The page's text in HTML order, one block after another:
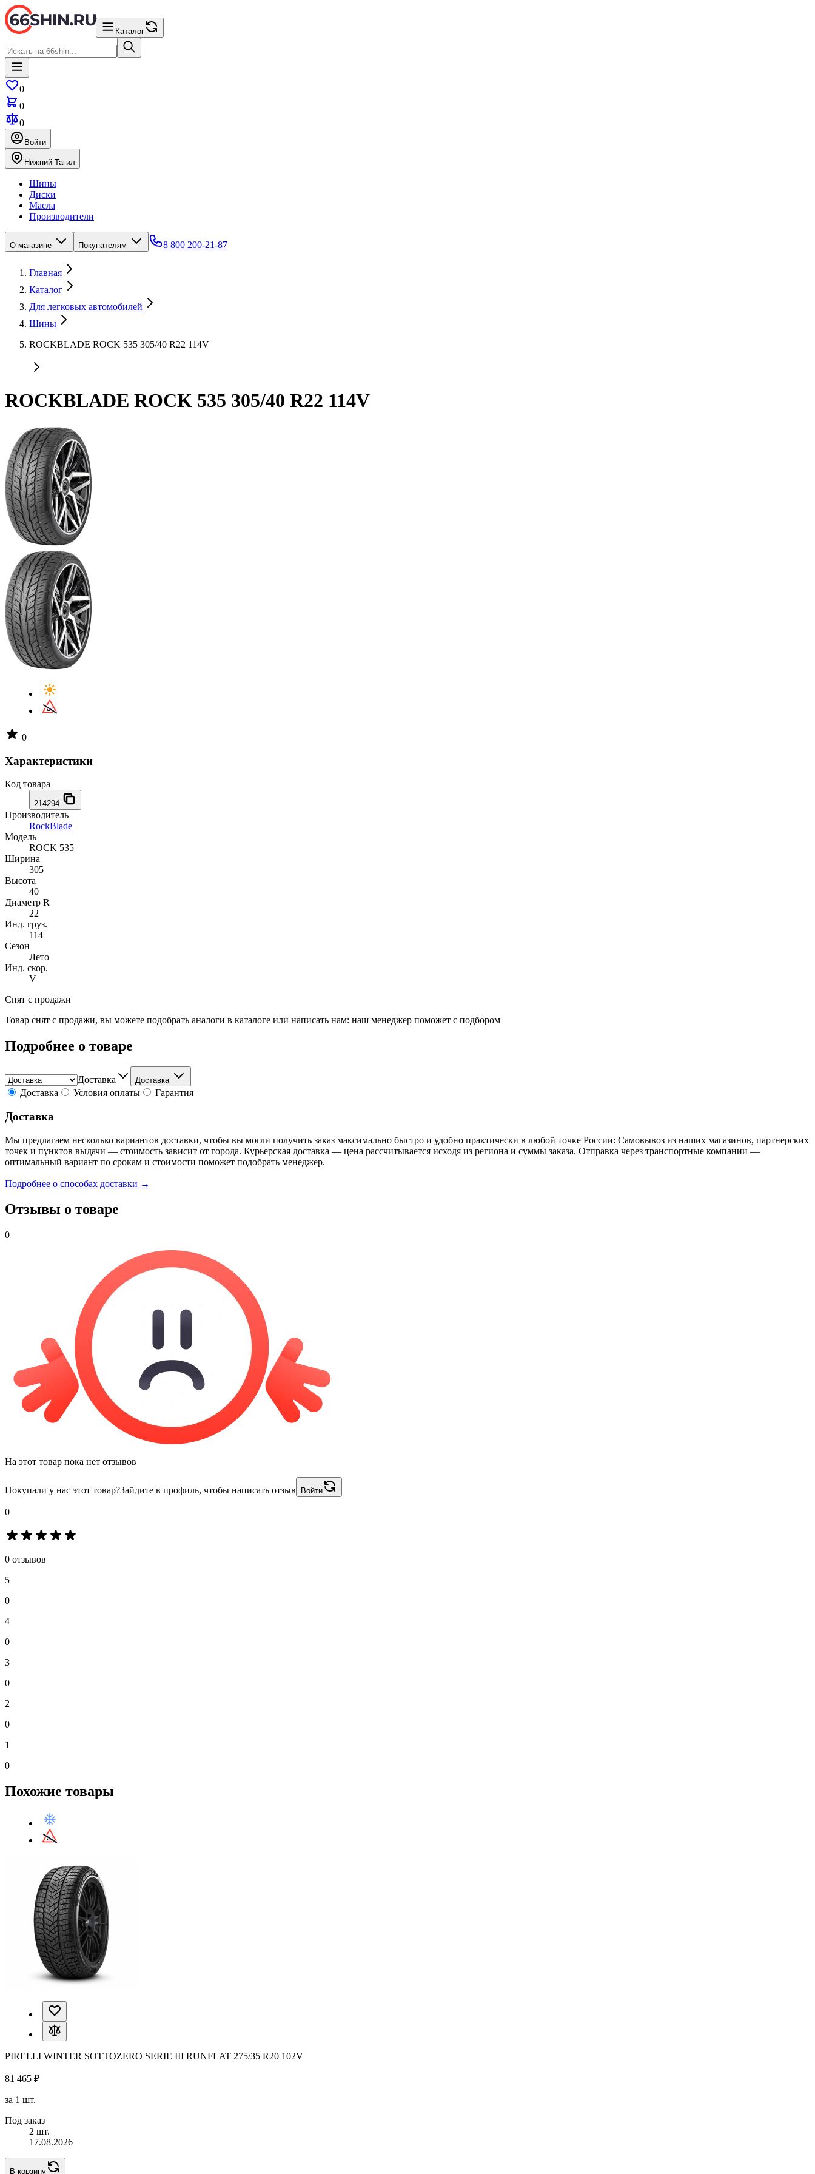
Каталог
0
0
0
Войти
Нижний Тагил
Шины
Диски
Масла
Производители
О магазине Покупателям 8 800 200-21-87
Главная
Каталог
Для легковых автомобилей
Шины
ROCKBLADE ROCK 535 305/40 R22 114V
ROCKBLADE ROCK 535 305/40 R22 114V
0
Характеристики
Код товара
214294
Производитель
RockBlade
Модель
ROCK 535
Ширина
305
Высота
40
Диаметр R
22
Инд. груз.
114
Сезон
Лето
Инд. скор.
V
Снят с продажи
Товар снят с продажи, вы можете подобрать аналоги в каталоге или написать нам: наш менеджер поможет с подбором
Подробнее о товаре
Доставка Доставка
Доставка Условия оплаты Гарантия
Доставка
Мы предлагаем несколько вариантов доставки, чтобы вы могли получить заказ максимально быстро и удобно практически в любой точке России: Самовывоз из наших магазинов, партнерских
точек и пунктов выдачи — стоимость зависит от города. Курьерская доставка — цена рассчитывается исходя из региона и суммы заказа. Отправка через транспортные компании —
оптимальный вариант по срокам и стоимости поможет подобрать менеджер.
Подробнее о способах доставки →
Отзывы о товаре
0
На этот товар пока нет отзывов
Покупали у нас этот товар?Зайдите в профиль, чтобы написать отзыв Войти
0
0 отзывов
5
0
4
0
3
0
2
0
1
0
Похожие товары
PIRELLI WINTER SOTTOZERO SERIE III RUNFLAT 275/35 R20 102V
81 465 ₽
за 1 шт.
Под заказ
2 шт.
17.08.2026
В корзину